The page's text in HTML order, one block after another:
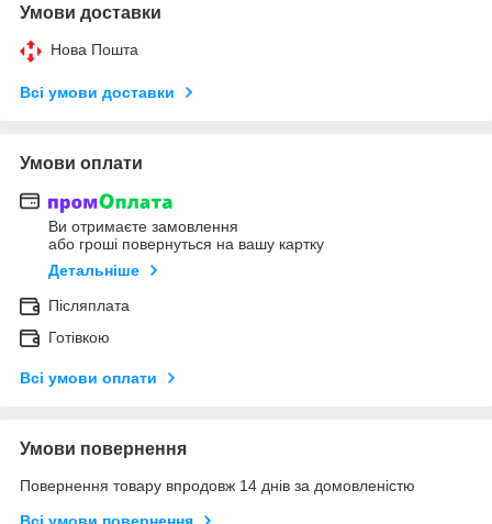
Умови доставки
Нова Пошта
Всі умови доставки
Умови оплати
Ви отримаєте замовлення
або гроші повернуться на вашу картку
Детальніше
Післяплата
Готівкою
Всі умови оплати
Умови повернення
Повернення товару впродовж 14 днів за домовленістю